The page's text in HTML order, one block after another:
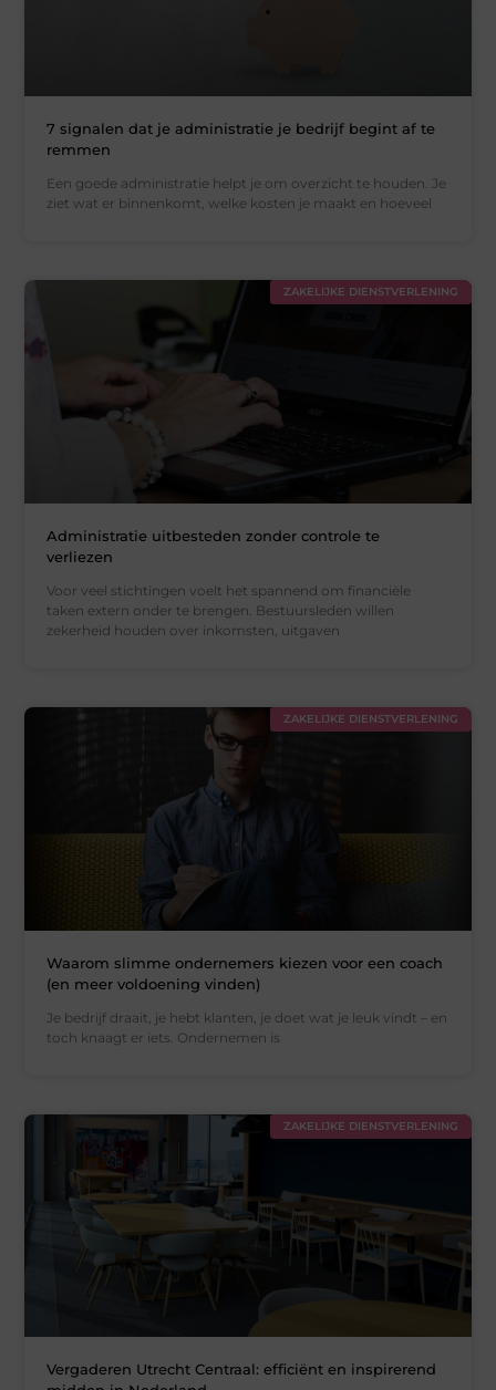
7 signalen dat je administratie je bedrijf begint af te
remmen
Een goede administratie helpt je om overzicht te houden. Je
ziet wat er binnenkomt, welke kosten je maakt en hoeveel
ZAKELIJKE DIENSTVERLENING
Administratie uitbesteden zonder controle te
verliezen
Voor veel stichtingen voelt het spannend om financiële
taken extern onder te brengen. Bestuursleden willen
zekerheid houden over inkomsten, uitgaven
ZAKELIJKE DIENSTVERLENING
Waarom slimme ondernemers kiezen voor een coach
(en meer voldoening vinden)
Je bedrijf draait, je hebt klanten, je doet wat je leuk vindt – en
toch knaagt er iets. Ondernemen is
ZAKELIJKE DIENSTVERLENING
Vergaderen Utrecht Centraal: efficiënt en inspirerend